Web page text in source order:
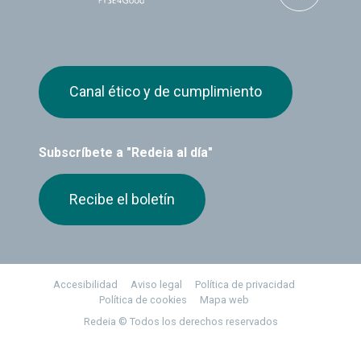
Subscríbete a "Redeia al día"
Recibe el boletín
Canal ético y de cumplimiento
Footer
Accesibilidad Aviso legal
Política de privacidad
Política de cookies
Mapa web
Redeia © Todos los derechos reservados